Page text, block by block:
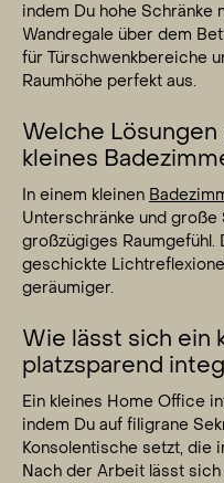
indem Du hohe Schränke
Wandregale über dem
für Türschwenkbereiche
Raumhöhe perfekt aus.
Welche
kleines
In einem kleinen
Unterschränke und
großzügiges
geschickte
geräumiger.
Wie lässt sich ein
platzsparend
Ein kleines Home Office
indem Du auf filigrane
Konsolentische setzt, die
Nach der Arbeit lässt